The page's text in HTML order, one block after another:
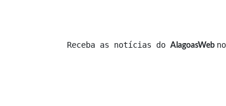
Receba as notícias do AlagoasWeb